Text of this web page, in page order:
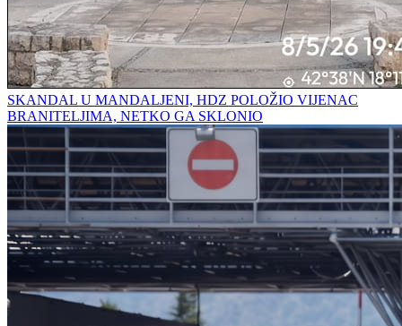
SKANDAL U MANDALJENI, HDZ POLOŽIO VIJENAC
BRANITELJIMA, NETKO GA SKLONIO